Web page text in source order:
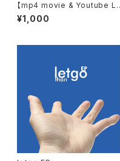
【mp4 movie & Youtube Li
mited URL】2018.08.10 EME
RGENZA WORLD FINAL at
¥1,000